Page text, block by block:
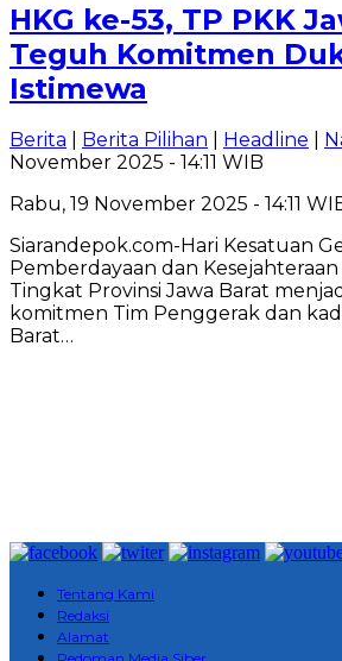
HKG ke-53, TP PKK
Teguh Komitmen
Istimewa
Berita Berita Pilihan Headline
November 2025 - 14:11 WIB
Rabu, 19 November 2025 - 14:11
Siarandepok.com-Hari Kesatuan
Pemberdayaan dan
Tingkat Provinsi Jawa Barat
komitmen Tim Penggerak dan
Barat…
Tentang Kami
Redaksi
Alamat